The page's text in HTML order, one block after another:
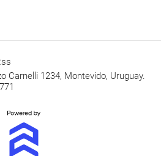
Carnelli 1234, Montevido, Uruguay.